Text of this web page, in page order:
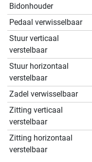
Bidonhouder
Pedaal verwisselbaar
Stuur verticaal
verstelbaar
Stuur horizontaal
verstelbaar
Zadel verwisselbaar
Zitting verticaal
verstelbaar
Zitting horizontaal
verstelbaar